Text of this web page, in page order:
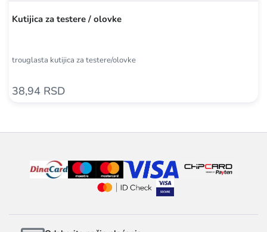
Kutijica za testere / olovke
trouglasta kutijica za testere/olovke
38,94 RSD